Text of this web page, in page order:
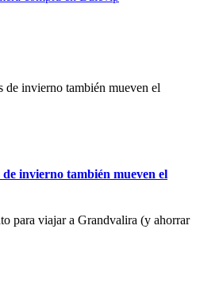
invierno también mueven el